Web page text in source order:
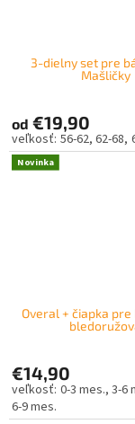
3-dielny set pre
Mašličky
od €19,90
56-62 62-68
Novinka
Overal + čiapka
€14,90
0-3 mes. 3-6
6-9 mes.